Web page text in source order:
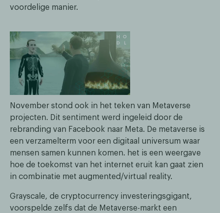
voordelige manier.
November stond ook in het teken van Metaverse
projecten. Dit sentiment werd ingeleid door de
rebranding van Facebook naar Meta. De metaverse is
een verzamelterm voor een digitaal universum waar
mensen samen kunnen komen. het is een weergave
hoe de toekomst van het internet eruit kan gaat zien
in combinatie met augmented/virtual reality.
Grayscale, de cryptocurrency investeringsgigant,
voorspelde zelfs dat de Metaverse-markt een